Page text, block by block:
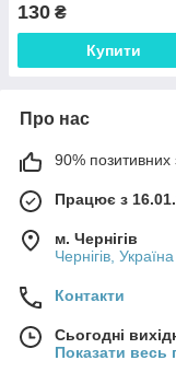
130 ₴
Купити
Про нас
90% позитивних
Працює з
м. Чернігів
Чернігів, Україна
Контакти
Сьогодні
Показати весь